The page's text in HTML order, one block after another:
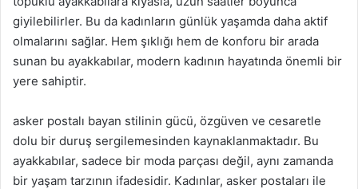
giyilebilirler. Bu da kadınların günlük yaşamda daha aktif
olmalarını sağlar. Hem şıklığı hem de konforu bir arada
sunan bu ayakkabılar, modern kadının hayatında önemli bir
yere sahiptir.
asker postalı bayan stilinin gücü, özgüven ve cesaretle
dolu bir duruş sergilemesinden kaynaklanmaktadır. Bu
ayakkabılar, sadece bir moda parçası değil, aynı zamanda
bir yaşam tarzının ifadesidir. Kadınlar, asker postaları ile